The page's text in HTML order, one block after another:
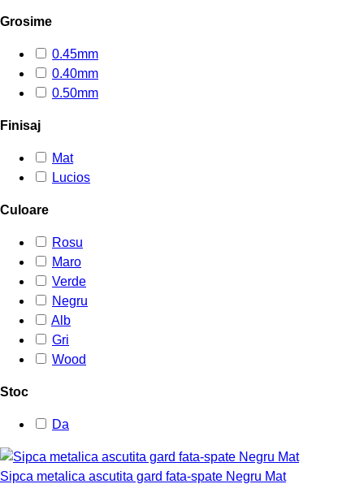
Grosime
0.45mm
0.40mm
0.50mm
Finisaj
Mat
Lucios
Culoare
Rosu
Maro
Verde
Negru
Alb
Gri
Wood
Stoc
Da
Sipca metalica ascutita gard fata-spate Negru Mat